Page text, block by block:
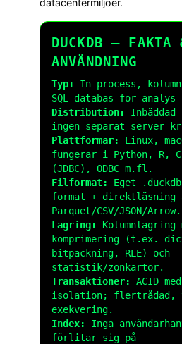
datacentermiljöer.
DUCKDB – FAKTA
ANVÄNDNING
Typ:
In-process,
SQL-databas för analys
Distribution:
ingen separat server
Plattformar:
Linux,
fungerar i Python, R,
(JDBC), ODBC m.fl.
Filformat:
Eget .duckdb
format + direktläsning
Parquet/CSV/JSON/Arrow.
Lagring:
Kolumnlagring
komprimering (t.ex.
bitpackning, RLE) och
statistik/zonkartor.
Transaktioner:
ACID
isolation; flertrådad,
exekvering.
Index:
Inga
förlitar sig på